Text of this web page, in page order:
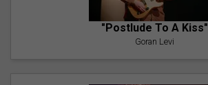
"Postlude To A Kiss"
Goran Levi